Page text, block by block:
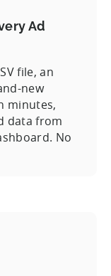
Ad
file, an
new
minutes,
data from
No